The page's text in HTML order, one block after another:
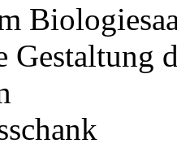
Gestaltung